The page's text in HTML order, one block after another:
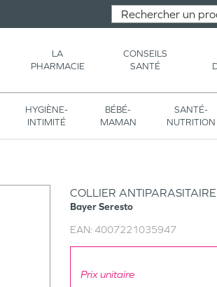
LA
PHARMACIE
CONSEILS
SANTÉ
HYGIÈNE-
INTIMITÉ
BÉBÉ-
MAMAN
SANTÉ-
NUTRITION
COLLIER
BayerSeresto
EAN: 4007221035947
Prix unitaire